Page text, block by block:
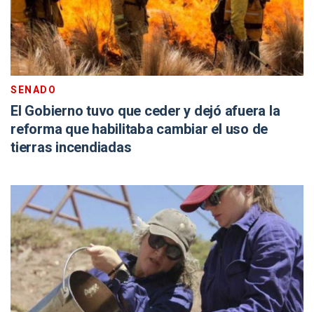
SENADO
El Gobierno tuvo que ceder y dejó afuera la
reforma que habilitaba cambiar el uso de
tierras incendiadas